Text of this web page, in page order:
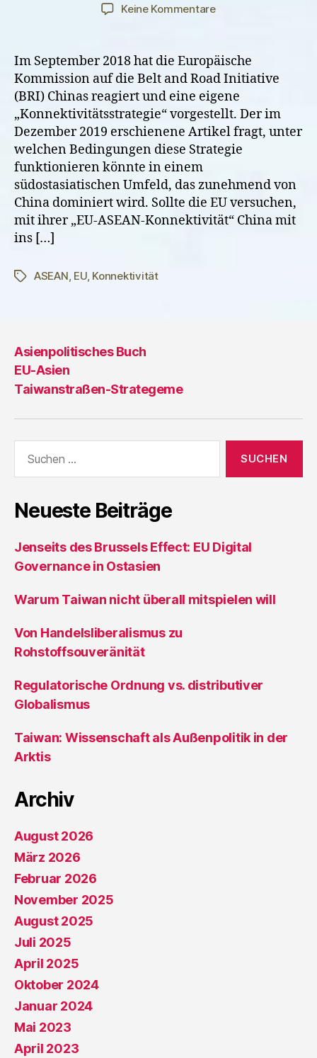
Keine Kommentarezu
Konnektivität:
Nur
heiße
Luft?
Im September 2018 hat die Europäische
Kommission auf die Belt and Road Initiative
(BRI) Chinas reagiert und eine eigene
„Konnektivitätsstrategie“ vorgestellt. Der im
Dezember 2019 erschienene Artikel fragt, unter
welchen Bedingungen diese Strategie
funktionieren könnte in einem
südostasiatischen Umfeld, das zunehmend von
China dominiert wird. Sollte die EU versuchen,
mit ihrer „EU-ASEAN-Konnektivität“ China mit
ins […]
Schlagwörter
ASEAN, EU, Konnektivität
Asienpolitisches Buch
EU-Asien
Taiwanstraßen-Strategeme
nach:
Neueste Beiträge
Jenseits des Brussels Effect: EU Digital
Governance in Ostasien
Warum Taiwan nicht überall mitspielen will
Von Handelsliberalismus zu
Rohstoffsouveränität
Regulatorische Ordnung vs. distributiver
Globalismus
Taiwan: Wissenschaft als Außenpolitik in der
Arktis
Archiv
August 2026
März 2026
Februar 2026
November 2025
August 2025
Juli 2025
April 2025
Oktober 2024
Januar 2024
Mai 2023
April 2023